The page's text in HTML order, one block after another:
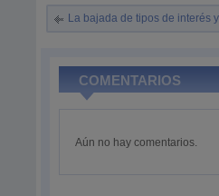
La bajada de tipos de interés
COMENTARIOS
Aún no hay comentarios.